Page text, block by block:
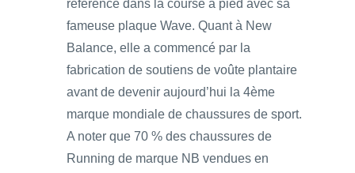
référence dans la course à pied avec sa
fameuse plaque Wave. Quant à New
Balance, elle a commencé par la
fabrication de soutiens de voûte plantaire
avant de devenir aujourd’hui la 4ème
marque mondiale de chaussures de sport.
A noter que 70 % des chaussures de
Running de marque NB vendues en